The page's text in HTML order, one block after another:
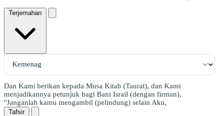
Terjemahan
Dan Kami berikan kepada Musa Kitab (Taurat), dan Kami
menjadikannya petunjuk bagi Bani Israil (dengan firman),
"Janganlah kamu mengambil (pelindung) selain Aku,
Tafsir